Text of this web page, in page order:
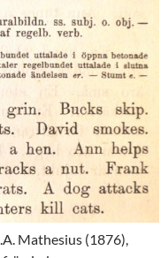
Mathesius (1876),